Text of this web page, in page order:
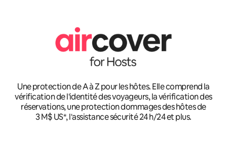
Une protection de A à Z pour les hôtes. Elle comprend la
vérification de l'identité des voyageurs, la vérification des
réservations, une protection dommages des hôtes de
3 M$ US*, l'assistance sécurité 24 h/24 et plus.